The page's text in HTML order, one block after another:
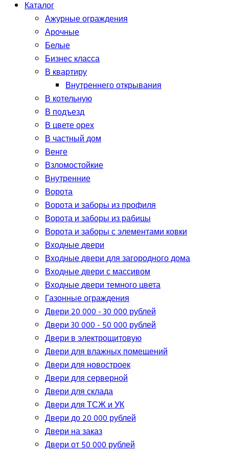
Каталог
Ажурные ограждения
Арочные
Белые
Бизнес класса
В квартиру
Внутреннего открывания
В котельную
В подъезд
В цвете орех
В частный дом
Венге
Взломостойкие
Внутренние
Ворота
Ворота и заборы из профиля
Ворота и заборы из рабицы
Ворота и заборы с элементами ковки
Входные двери
Входные двери для загородного дома
Входные двери с массивом
Входные двери темного цвета
Газонные ограждения
Двери 20 000 - 30 000 рублей
Двери 30 000 - 50 000 рублей
Двери в электрощитовую
Двери для влажных помещений
Двери для новостроек
Двери для серверной
Двери для склада
Двери для ТСЖ и УК
Двери до 20 000 рублей
Двери на заказ
Двери от 50 000 рублей